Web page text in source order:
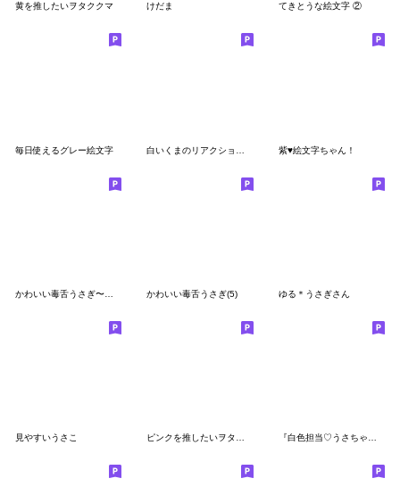
黄を推したいヲタククマ けだま てきとうな絵文字 ②
毎日使えるグレー絵文字 紫♥絵文字ちゃん！
かわいい毒舌うさぎ(5) ゆる＊うさぎさん
見やすいうさこ ピンクを推したいヲタククマ 『白色担当♡うさちゃん』